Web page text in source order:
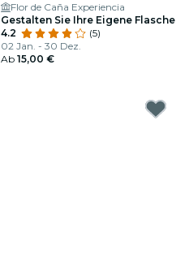
Flor de Caña Experiencia
Gestalten Sie Ihre Eigene Flasche
4.2
(5)
02 Jan. - 30 Dez.
Ab 15,00 €